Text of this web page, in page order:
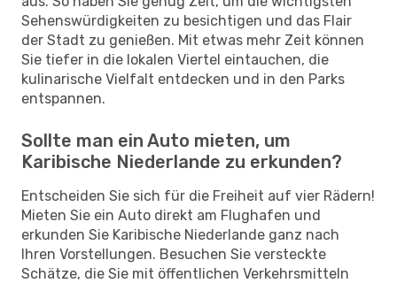
Sehenswürdigkeiten zu besichtigen und das Flair
der Stadt zu genießen. Mit etwas mehr Zeit können
Sie tiefer in die lokalen Viertel eintauchen, die
kulinarische Vielfalt entdecken und in den Parks
entspannen.
Sollte man ein Auto mieten, um
Karibische Niederlande zu erkunden?
Entscheiden Sie sich für die Freiheit auf vier Rädern!
Mieten Sie ein Auto direkt am Flughafen und
erkunden Sie Karibische Niederlande ganz nach
Ihren Vorstellungen. Besuchen Sie versteckte
Schätze, die Sie mit öffentlichen Verkehrsmitteln